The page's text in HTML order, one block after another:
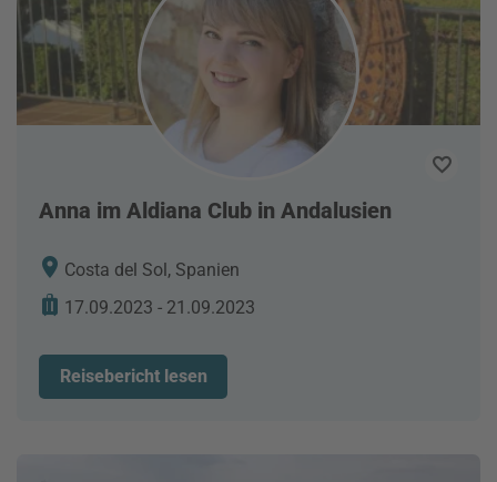
Anna im Aldiana Club in Andalusien
Costa del Sol, Spanien
17.09.2023 - 21.09.2023
Reisebericht lesen